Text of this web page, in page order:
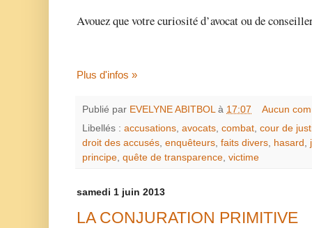
Avouez que votre curiosité d’avocat ou de
Plus d'infos »
Publié par EVELYNE ABITBOL à 17:07
Aucun
Libellés : accusations avocats combat cour de
droit des accusés enquêteurs faits divers hasard
principe quête de transparence victime
samedi 1 juin 2013
LA CONJURATION PRIMITIVE